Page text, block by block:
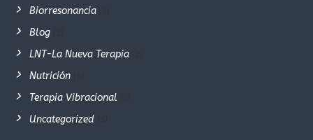
Biorresonancia(3)
Blog(9)
LNT-La Nueva Terapia(2)
Nutrición(5)
Terapia Vibracional
Uncategorized(5)